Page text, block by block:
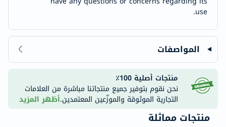
use.
المواصفات
منتجات أصلية 100٪
نحن نقوم بتوفير جميع منتجاتنا مباشرة من العلامات
التجارية الموثوقة والموزّعين المعتمدين.أظهر المزيد
منتجات مماثلة